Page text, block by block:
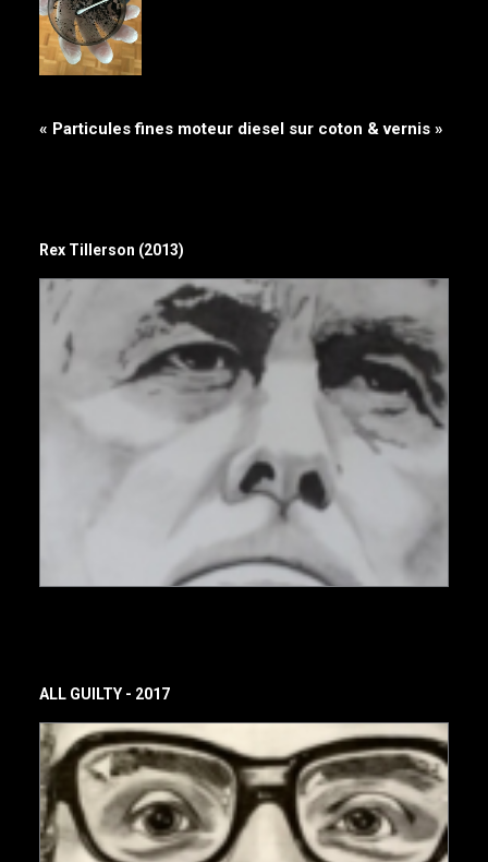
« Particules fines moteur diesel sur coton & vernis »
Rex Tillerson (2013)
ALL GUILTY - 2017